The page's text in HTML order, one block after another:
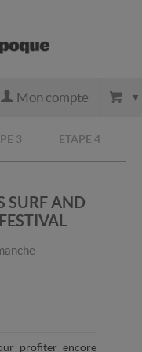
Mon compte
3 ETAPE 4
SURF AND
profiter encore